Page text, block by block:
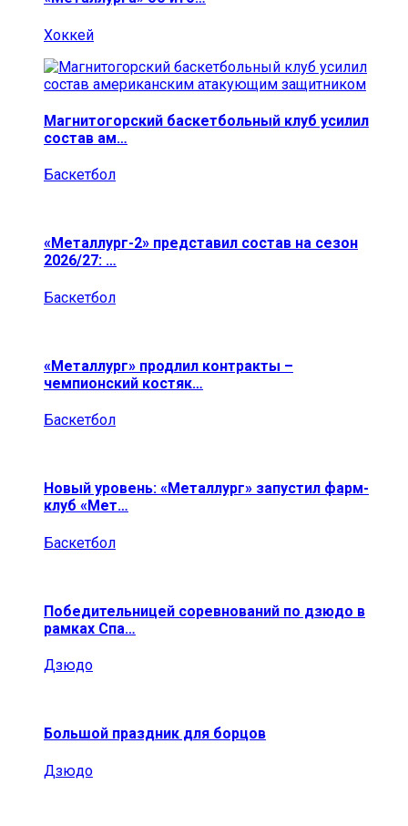
Хоккей
Магнитогорский баскетбольный клуб усилил
состав ам…
Баскетбол
«Металлург-2» представил состав на сезон
2026/27: …
Баскетбол
«Металлург» продлил контракты –
чемпионский костяк…
Баскетбол
Новый уровень: «Металлург» запустил фарм-
клуб «Мет…
Баскетбол
Победительницей соревнований по дзюдо в
рамках Спа…
Дзюдо
Большой праздник для борцов
Дзюдо